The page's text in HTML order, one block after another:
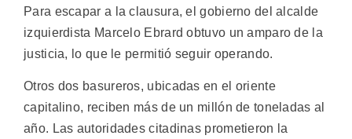
Para escapar a la clausura, el gobierno del alcalde
izquierdista Marcelo Ebrard obtuvo un amparo de la
justicia, lo que le permitió seguir operando.
Otros dos basureros, ubicadas en el oriente
capitalino, reciben más de un millón de toneladas al
año. Las autoridades citadinas prometieron la